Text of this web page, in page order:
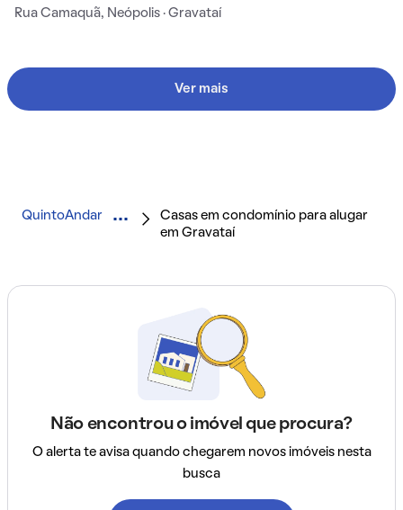
Rua Camaquã, Neópolis · Gravataí
Ver mais
QuintoAndar
Casas em condomínio para alugar
em Gravataí
Não encontrou o imóvel que procura?
O alerta te avisa quando chegarem novos imóveis nesta
busca